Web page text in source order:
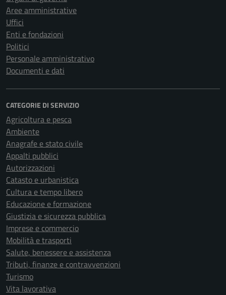
Aree amministrative
Uffici
Enti e fondazioni
Politici
Personale amministrativo
Documenti e dati
CATEGORIE DI SERVIZIO
Agricoltura e pesca
Ambiente
Anagrafe e stato civile
Appalti pubblici
Autorizzazioni
Catasto e urbanistica
Cultura e tempo libero
Educazione e formazione
Giustizia e sicurezza pubblica
Imprese e commercio
Mobilità e trasporti
Salute, benessere e assistenza
Tributi, finanze e contravvenzioni
Turismo
Vita lavorativa